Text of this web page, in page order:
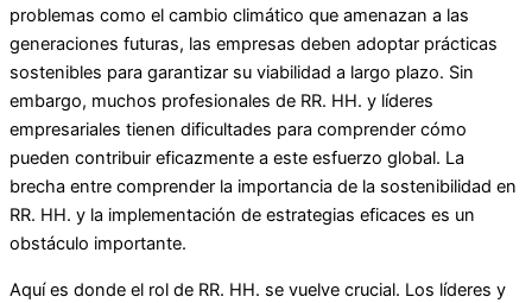
problemas como el cambio climático que amenazan a las
generaciones futuras, las empresas deben adoptar prácticas
sostenibles para garantizar su viabilidad a largo plazo. Sin
embargo, muchos profesionales de RR. HH. y líderes
empresariales tienen dificultades para comprender cómo
pueden contribuir eficazmente a este esfuerzo global. La
brecha entre comprender la importancia de la sostenibilidad en
RR. HH. y la implementación de estrategias eficaces es un
obstáculo importante.
Aquí es donde el rol de RR. HH. se vuelve crucial. Los líderes y